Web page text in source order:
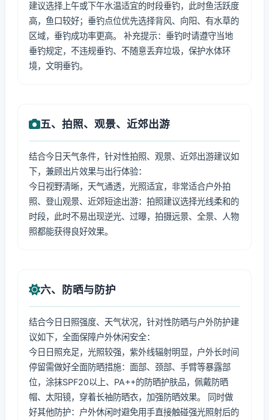
建议选择上午或下午水温适宜的时段垂钓，此时鱼活跃度
高，鱼口较好；垂钓点位优先选择背风、向阳、有水草的
区域，垂钓成功率更高。 补充提示：垂钓时请遵守当地
垂钓规定，不违规垂钓、不随意丢弃垃圾，保护水体环
境，文明垂钓。
五、拍照、观景、近郊出游
结合今日天气条件，针对性拍照、观景、近郊出游建议如
下，兼顾出片效果与出行体验：
今日视野清晰，天气通透，光照适宜，非常适合户外拍
照、登山观景、近郊短途出游：拍照建议选择光线柔和的
时段，此时不易出现逆光、过曝，拍摄远景、全景、人物
照都能获得良好效果。
六、防晒与防护
结合今日日照强度、天气状况，针对性防晒与户外防护建
议如下，全面保障户外休闲安全：
今日日照充足，光照较强，紫外线辐射明显，户外长时间
停留需做好全面防晒措施：面部、颈部、手臂等暴露部
位，涂抹SPF20以上、PA++的防晒护肤品，佩戴防晒
帽、太阳镜，穿着长袖防晒衣，加强防晒效果。 同时做
好其他防护：户外休闲时避免用手直接触碰强光照射后的